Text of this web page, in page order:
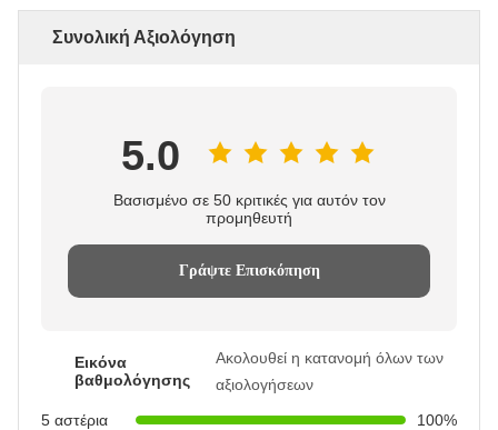
Συνολική Αξιολόγηση
5.0
Βασισμένο σε 50 κριτικές για αυτόν τον
προμηθευτή
Γράψτε Επισκόπηση
Εικόνα
βαθμολόγησης
Ακολουθεί η κατανομή όλων των
αξιολογήσεων
5 αστέρια
100%